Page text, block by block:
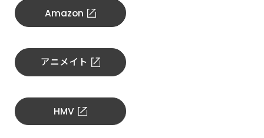
Amazon
アニメイト
HMV